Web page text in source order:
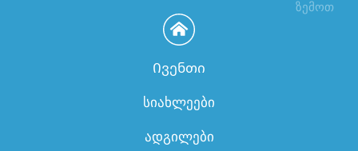
ზემოთ
Ივენთი
სიახლეები
ადგილები